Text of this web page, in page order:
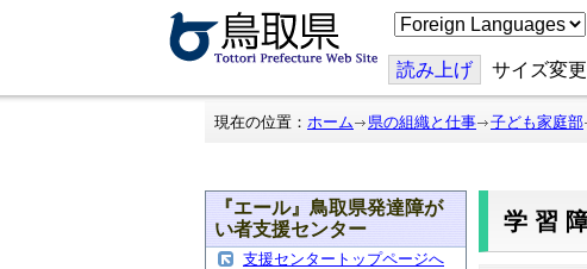
こ
の
ジ
を
翻
読み上げ サイズ変更
現在の位置： ホーム 県の組織と仕事 子ども家庭部
『エール』鳥取県発達障が
い者支援センター
支援センタートップページへ
学習